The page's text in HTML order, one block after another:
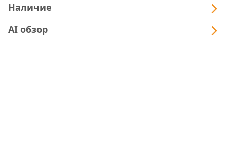
Наличие
AI обзор